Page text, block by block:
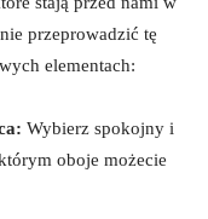
przeprowadzić tę
elementach:
Wybierz spokojny i
oboje możecie